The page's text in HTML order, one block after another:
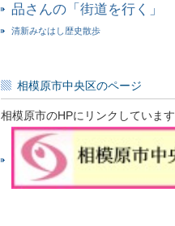
品さんの「街道を行く」
清新みなはし歴史散歩
相模原市中央区のページ
相模原市のHPにリンクしています